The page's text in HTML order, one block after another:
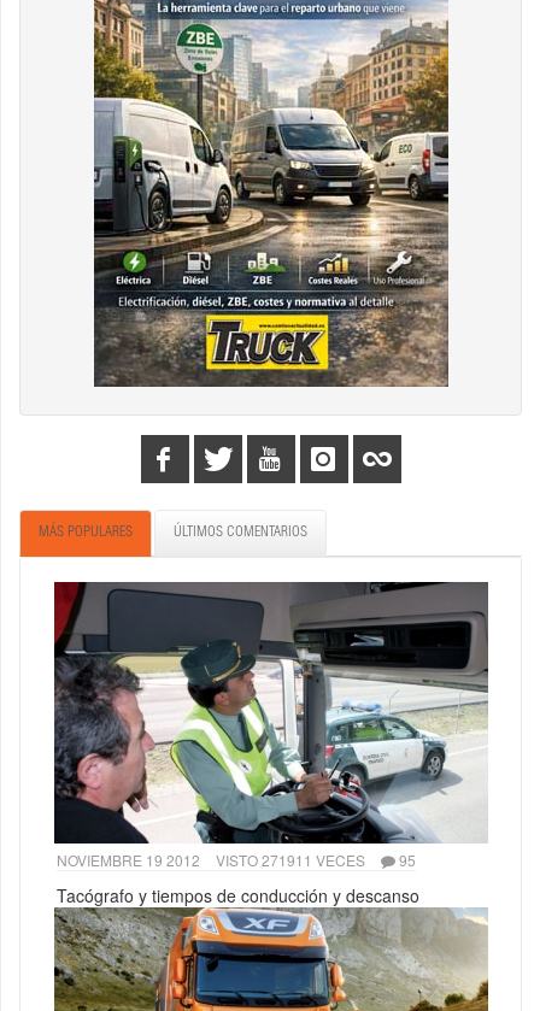
MÁS POPULARES ÚLTIMOS COMENTARIOS
NOVIEMBRE 19 2012 VISTO 271911 VECES 95
Tacógrafo y tiempos de conducción y descanso